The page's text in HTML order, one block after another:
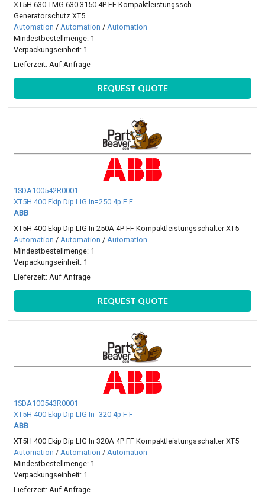
XT5H 630 TMG 630-3150 4P FF Kompaktleistungssch.
Generatorschutz XT5
Automation / Automation / Automation
Mindestbestellmenge: 1
Verpackungseinheit: 1
Lieferzeit:Auf Anfrage
REQUEST QUOTE
1SDA100542R0001
XT5H 400 Ekip Dip LIG In=250 4p F F
ABB
XT5H 400 Ekip Dip LIG In 250A 4P FF Kompaktleistungsschalter XT5
Automation / Automation / Automation
Mindestbestellmenge: 1
Verpackungseinheit: 1
Lieferzeit: Auf Anfrage
REQUEST QUOTE
1SDA100543R0001
XT5H 400 Ekip Dip LIG In=320 4p F F
ABB
XT5H 400 Ekip Dip LIG In 320A 4P FF Kompaktleistungsschalter XT5
Automation / Automation / Automation
Mindestbestellmenge: 1
Verpackungseinheit: 1
Lieferzeit: Auf Anfrage